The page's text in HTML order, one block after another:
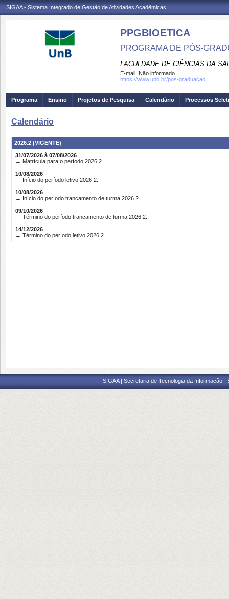
SIGAA - Sistema Integrado de Gestão de Atividades Acadêmicas
PPGBIOETICA
PROGRAMA DE PÓS-
FACULDADE DE CIÊNCIAS DA
E-mail: Não informado
https://www.unb.br/pos-graduacao
Programa Ensino Projetos de Pesquisa Calendário Processos
Calendário
2026.2 (VIGENTE)
31/07/2026 à 07/08/2026
→ Matrícula para o período 2026.2.
10/08/2026
→ Início do período letivo 2026.2.
10/08/2026
→ Início do período trancamento de turma 2026.2.
09/10/2026
→ Término do período trancamento de turma 2026.2.
14/12/2026
→ Término do período letivo 2026.2.
SIGAA | Secretaria de Tecnologia da Informação